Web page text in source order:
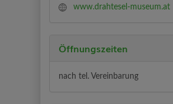
www.drahtesel-museum.at
Öffnungszeiten
nach tel. Vereinbarung